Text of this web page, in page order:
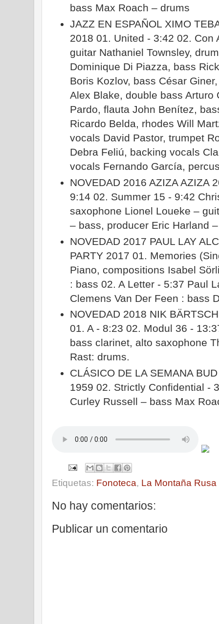
bass Max Roach – drums
JAZZ EN ESPAÑOL XIMO
2018 01. United - 3:42 02. Con
guitar Nathaniel Townsley,
Dominique Di Piazza, bass
Boris Kozlov, bass César
Alex Blake, double bass Arturo
Pardo, flauta John Benítez,
Ricardo Belda, rhodes Will
vocals David Pastor, trumpet
Debra Feliú, backing vocals
vocals Fernando García,
NOVEDAD 2016 AZIZA AZIZA
9:14 02. Summer 15 - 9:42
saxophone Lionel Loueke –
– bass, producer Eric Harland
NOVEDAD 2017 PAUL LAY
PARTY 2017 01. Memories
Piano, compositions Isabel
: bass 02. A Letter - 5:37 Paul
Clemens Van Der Feen : bass
NOVEDAD 2018 NIK
01. A - 8:23 02. Modul 36 -
bass clarinet, alto saxophone
Rast: drums.
CLÁSICO DE LA SEMANA
1959 02. Strictly Confidential -
Curley Russell – bass Max
Etiquetas: Fonoteca, La Montaña Rusa
No hay comentarios:
Publicar un comentario